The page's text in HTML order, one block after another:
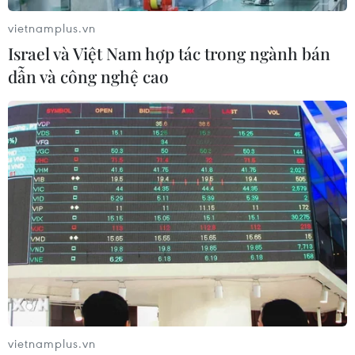
Tăng cường trao đổi đoàn giữa lãnh đạo
cấp cao Việt Nam và Italy
26/05/2021 14:44
Thứ trưởng Tô Anh Dũng đánh giá cao hiệu quả hợp tác
2 nước, đặc biệt là Italy là đối tác thương mại lớn thứ 4
của Việt Nam trong EU và Việt Nam là đối tác thương
mại lớn nhất của Italy trong ASEAN.
vietnamplus.vn
Israel và Việt Nam hợp tác trong ngành bán
dẫn và công nghệ cao
vietnamplus.vn